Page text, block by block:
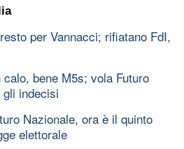
per Vannacci; rifiatano FdI,
bene M5s; vola Futuro
indecisi
Nazionale, ora è il quinto
elettorale